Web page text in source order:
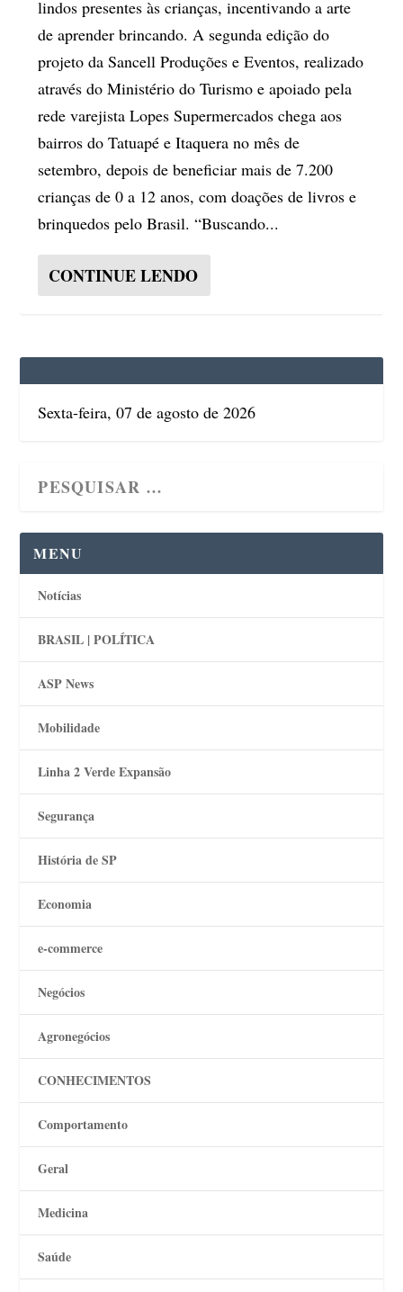
lindos presentes às crianças, incentivando a arte
de aprender brincando. A segunda edição do
projeto da Sancell Produções e Eventos, realizado
através do Ministério do Turismo e apoiado pela
rede varejista Lopes Supermercados chega aos
bairros do Tatuapé e Itaquera no mês de
setembro, depois de beneficiar mais de 7.200
crianças de 0 a 12 anos, com doações de livros e
brinquedos pelo Brasil. “Buscando...
CONTINUE LENDO
Sexta-feira, 07 de agosto de 2026
MENU
Notícias
BRASIL | POLÍTICA
ASP News
Mobilidade
Linha 2 Verde Expansão
Segurança
História de SP
Economia
e-commerce
Negócios
Agronegócios
CONHECIMENTOS
Comportamento
Geral
Medicina
Saúde